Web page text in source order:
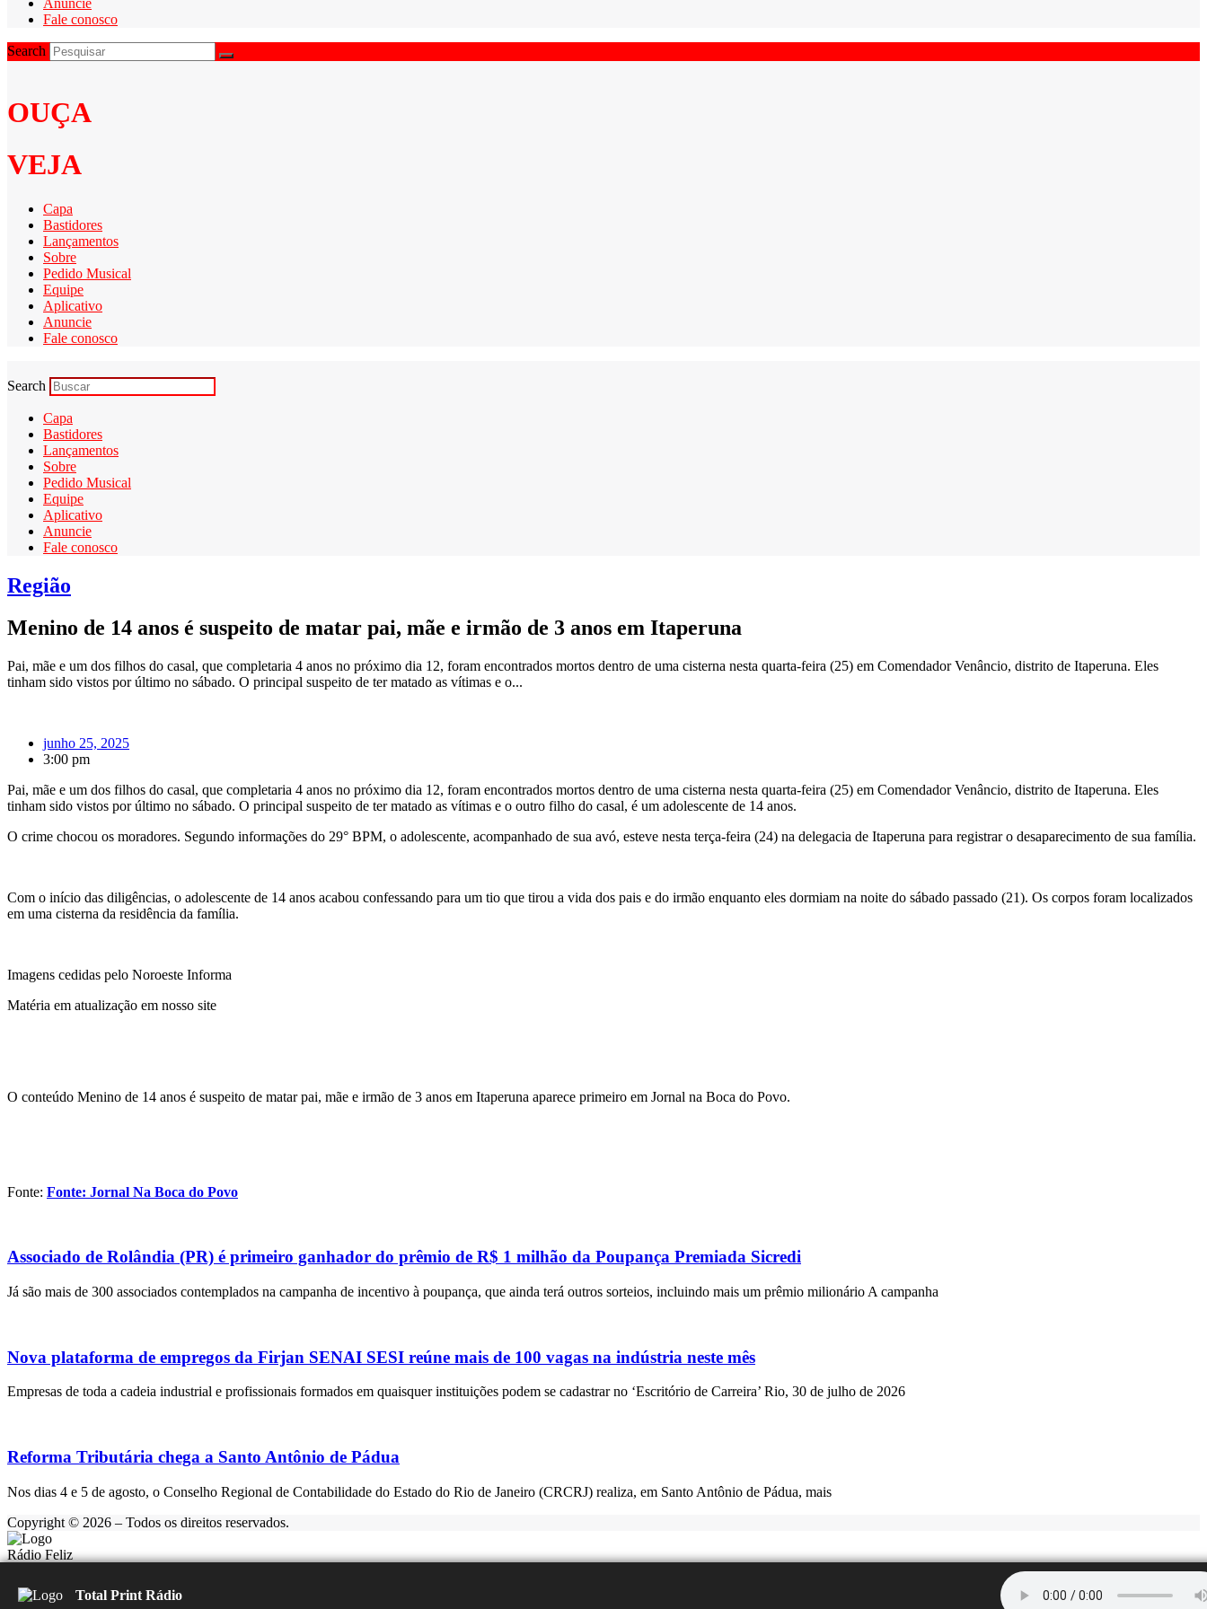
Fale conosco
Search
OUÇA
VEJA
Capa
Bastidores
Lançamentos
Sobre
Pedido Musical
Equipe
Aplicativo
Anuncie
Fale conosco
Search
Capa
Bastidores
Lançamentos
Sobre
Pedido Musical
Equipe
Aplicativo
Anuncie
Fale conosco
Região
Menino de 14 anos é suspeito de matar pai, mãe e irmão de 3 anos em Itaperuna
Pai, mãe e um dos filhos do casal, que completaria 4 anos no próximo dia 12, foram encontrados mortos dentro de uma cisterna nesta quarta-feira (25) em Comendador Venâncio, distrito de Itaperuna. Eles
tinham sido vistos por último no sábado. O principal suspeito de ter matado as vítimas e o...
junho 25, 2025
3:00 pm
Pai, mãe e um dos filhos do casal, que completaria 4 anos no próximo dia 12, foram encontrados mortos dentro de uma cisterna nesta quarta-feira (25) em Comendador Venâncio, distrito de Itaperuna. Eles
tinham sido vistos por último no sábado. O principal suspeito de ter matado as vítimas e o outro filho do casal, é um adolescente de 14 anos.
O crime chocou os moradores. Segundo informações do 29° BPM, o adolescente, acompanhado de sua avó, esteve nesta terça-feira (24) na delegacia de Itaperuna para registrar o desaparecimento de sua família.
Com o início das diligências, o adolescente de 14 anos acabou confessando para um tio que tirou a vida dos pais e do irmão enquanto eles dormiam na noite do sábado passado (21). Os corpos foram localizados
em uma cisterna da residência da família.
Imagens cedidas pelo Noroeste Informa
Matéria em atualização em nosso site
O conteúdo Menino de 14 anos é suspeito de matar pai, mãe e irmão de 3 anos em Itaperuna aparece primeiro em Jornal na Boca do Povo.
Fonte: Fonte: Jornal Na Boca do Povo
Associado de Rolândia (PR) é primeiro ganhador do prêmio de R$ 1 milhão da Poupança Premiada Sicredi
Já são mais de 300 associados contemplados na campanha de incentivo à poupança, que ainda terá outros sorteios, incluindo mais um prêmio milionário A campanha
Nova plataforma de empregos da Firjan SENAI SESI reúne mais de 100 vagas na indústria neste mês
Empresas de toda a cadeia industrial e profissionais formados em quaisquer instituições podem se cadastrar no ‘Escritório de Carreira’ Rio, 30 de julho de 2026
Reforma Tributária chega a Santo Antônio de Pádua
Nos dias 4 e 5 de agosto, o Conselho Regional de Contabilidade do Estado do Rio de Janeiro (CRCRJ) realiza, em Santo Antônio de Pádua, mais
Copyright © 2026 – Todos os direitos reservados.
Total Print Rádio
Rádio Feliz
▶️ ⏹️